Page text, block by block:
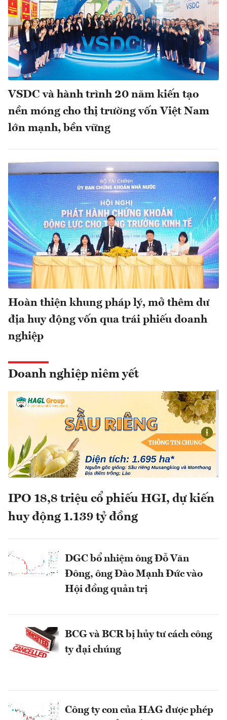
VSDC và hành trình 20 năm kiến tạo
nền móng cho thị trường vốn Việt Nam
lớn mạnh, bền vững
Hoàn thiện khung pháp lý, mở thêm dư
địa huy động vốn qua trái phiếu doanh
nghiệp
Doanh nghiệp niêm yết
IPO 18,8 triệu cổ phiếu HGI, dự kiến
huy động 1.139 tỷ đồng
DGC bổ nhiệm ông Đỗ Văn
Đông, ông Đào Mạnh Đức vào
Hội đồng quản trị
BCG và BCR bị hủy tư cách công
ty đại chúng
Công ty con của HAG được phép